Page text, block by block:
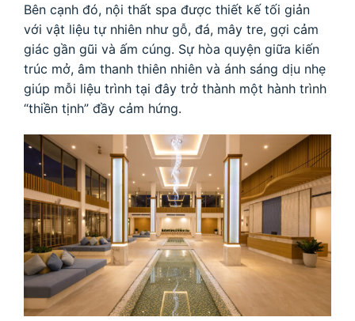
Bên cạnh đó, nội thất spa được thiết kế tối giản
với vật liệu tự nhiên như gỗ, đá, mây tre, gợi cảm
giác gần gũi và ấm cúng. Sự hòa quyện giữa kiến
trúc mở, âm thanh thiên nhiên và ánh sáng dịu nhẹ
giúp mỗi liệu trình tại đây trở thành một hành trình
“thiền tịnh” đầy cảm hứng.